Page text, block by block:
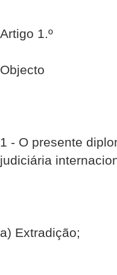
Artigo 1.º
Objecto
1 - O presente
judiciária
a) Extradição;